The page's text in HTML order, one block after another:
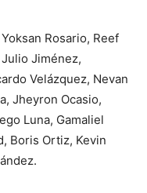
Rosario, Reef
Jiménez,
Velázquez, Nevan
Jheyron Ocasio,
Luna, Gamaliel
Boris Ortiz, Kevin